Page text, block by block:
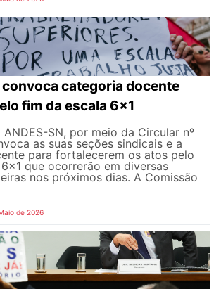
convoca categoria docente
fim da escala 6x1
SN, por meio da Circular nº
as suas seções sindicais e a
para fortalecerem os atos pelo
que ocorrerão em diversas
nos próximos dias. A Comissão
de 2026